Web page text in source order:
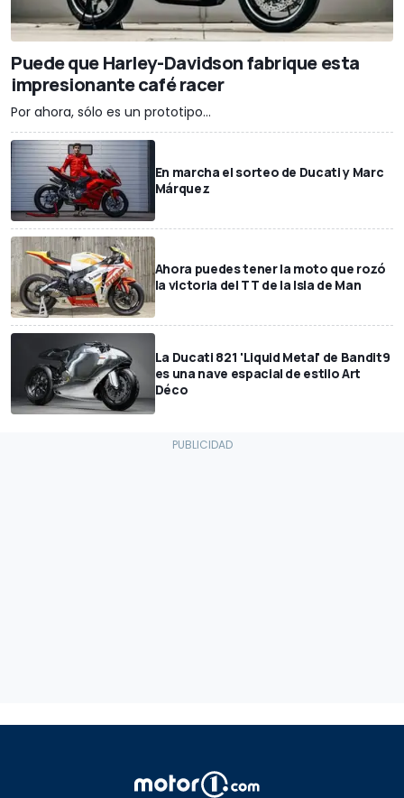
Puede que Harley-Davidson fabrique esta
impresionante café racer
Por ahora, sólo es un prototipo...
En marcha el sorteo de Ducati y Marc
Márquez
Ahora puedes tener la moto que rozó
la victoria del TT de la Isla de Man
La Ducati 821 'Liquid Metal' de Bandit9
es una nave espacial de estilo Art
Déco